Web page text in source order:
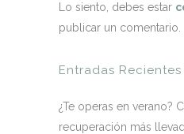
Lo siento, debes estar
publicar un comentario.
Entradas Recientes
¿Te operas en verano?
recuperación más